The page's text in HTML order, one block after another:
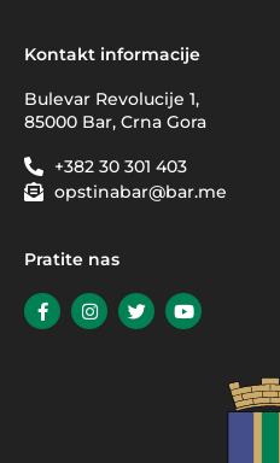
Kontakt informacije
Bulevar Revolucije 1,
85000 Bar, Crna Gora
+382 30 301 403
opstinabar@bar.me
Pratite nas